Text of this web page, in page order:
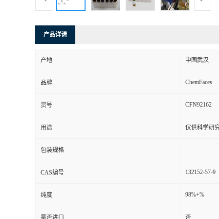
产品详请
产地 中国武汉
品牌 ChemFaces
货号 CFN92162
用途 仅供科学研
包装规格
CAS编号 132152-57-9
纯度 98%+%
是否进口 否